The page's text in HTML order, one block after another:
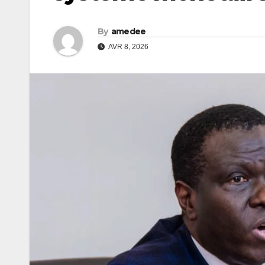
By amedee
AVR 8, 2026